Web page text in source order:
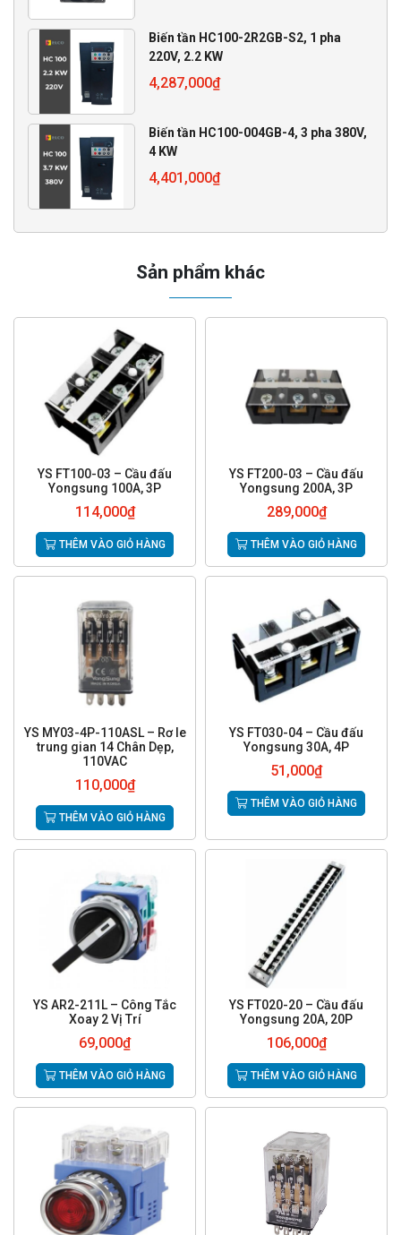
Biến tần HC100-2R2GB-S2, 1 pha
220V, 2.2 KW
4,287,000₫
Biến tần HC100-004GB-4, 3 pha 380V,
4 KW
4,401,000₫
Sản phẩm khác
YS FT100-03 – Cầu đấu
Yongsung 100A, 3P
114,000₫
THÊM VÀO GIỎ HÀNG
YS FT200-03 – Cầu đấu
Yongsung 200A, 3P
289,000₫
THÊM VÀO GIỎ HÀNG
YS MY03-4P-110ASL – Rơ le
trung gian 14 Chân Dẹp,
110VAC
110,000₫
THÊM VÀO GIỎ HÀNG
YS FT030-04 – Cầu đấu
Yongsung 30A, 4P
51,000₫
THÊM VÀO GIỎ HÀNG
YS AR2-211L – Công Tắc
Xoay 2 Vị Trí
69,000₫
THÊM VÀO GIỎ HÀNG
YS FT020-20 – Cầu đấu
Yongsung 20A, 20P
106,000₫
THÊM VÀO GIỎ HÀNG